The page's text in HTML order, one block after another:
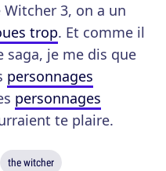
3, on a un
trop. Et comme il
saga, je me dis que
personnages
personnages
te plaire.
the witcher